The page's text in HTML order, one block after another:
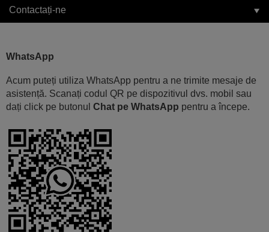
Contactați-ne
WhatsApp
Acum puteți utiliza WhatsApp pentru a ne trimite mesaje de
asistență. Scanați codul QR pe dispozitivul dvs. mobil sau
dați click pe butonul Chat pe WhatsApp pentru a începe.